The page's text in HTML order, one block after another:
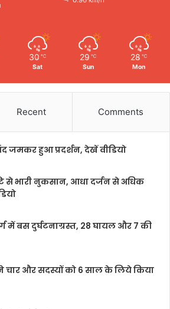
30 ℃
Sat
29 ℃
Sun
28 ℃
Mon
Recent Comments
जमकर हुआ प्रदर्शन, देखें वीडियो
से भारी नुकसान, आधा दर्जन से अधिक
में बस दुर्घटनाग्रस्त, 28 घायल और 7 की
ने चार और सदस्यों को 6 साल के लिये किया